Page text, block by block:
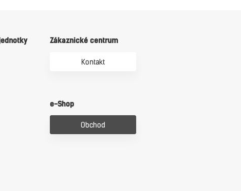
Zákaznické centrum
Kontakt
e-Shop
Obchod